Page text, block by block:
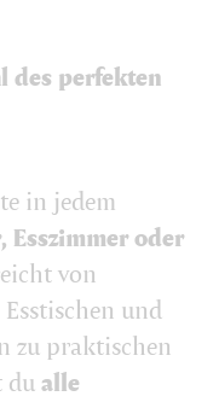
des perfekten
in jedem
Esszimmer oder
von
Esstischen und
zu praktischen
du alle